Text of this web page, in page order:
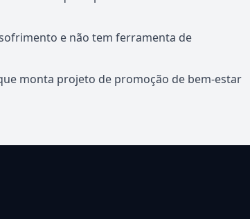
e não tem ferramenta de
monta projeto de promoção de bem-estar